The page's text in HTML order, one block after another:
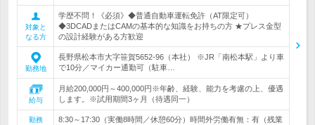
対象と
なる方
学歴不問！《必須》◆普通自動車運転免許（AT限定可）
◆3DCADまたはCAMの基本的な知識をお持ちの方 ★プレス金型
の設計経験がある方歓迎
勤務地
長野県松本市大字笹賀5652-96（本社） ※JR「南松本駅」より車
で10分／マイカー通勤可（駐車…
給与
月給200,000円～400,000円※年齢、経験、能力を考慮の上、優遇
します。※試用期間3ヶ月（待遇同一）
勤務
8:30～17:30（実働8時間／休憩60分）時間外労働有無：有（残業